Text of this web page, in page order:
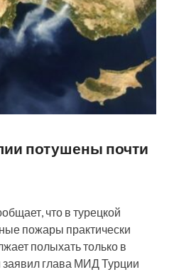
потушены почти
что в турецкой
пожары практически
полыхать только в
глава МИД Турции